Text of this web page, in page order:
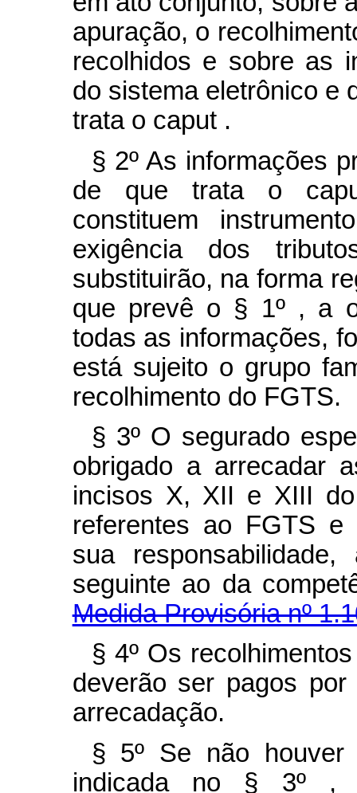
apuração, o
recolhidos e sobre as
do sistema eletrônico e
trata o caput .
§ 2º As informações
de que trata o
constituem
exigência dos
substituirão, na forma
que prevê o § 1º , a
todas as informações,
está sujeito o grupo
recolhimento do FGTS.
§ 3º O segurado
obrigado a arrecadar
incisos X, XII e XIII
referentes ao FGTS e
sua
seguinte ao da
Medida Provisória nº
§ 4º Os
deverão ser pagos
arrecadação.
§ 5º Se não houver
indicada no § 3º ,